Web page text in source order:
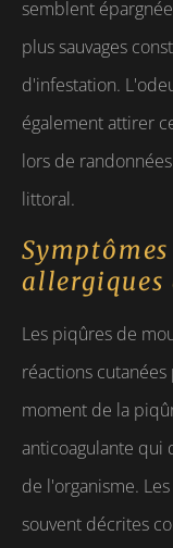
semblent
plus sauvages
d'infestation.
également attirer
lors de
littoral.
allergiques
Les piqûres de
réactions
moment de la
anticoagulante qui
de l'organisme.
souvent décrites